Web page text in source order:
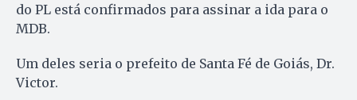
do PL está confirmados para assinar a ida para o
MDB.
Um deles seria o prefeito de Santa Fé de Goiás, Dr.
Victor.